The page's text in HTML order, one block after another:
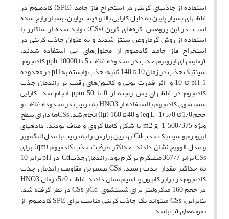
استفاده از جاذبهای کربنی در استخراج فاز جامد (SPE) کادمیوم در
غلظتهای بسیار پایین به دلیل کارایی بالا و قیمت پایین، بسیار رایج شده
است. در این پژوهش، کره‌های کربن (CSs) تولید شده از ساکارز با
استفاده از روش گرماروغن سنتز شدند و به عنوان جاذب کربنی در
استخراج فاز جامد کادمیوم از محلول‌های آبی استفاده شدند.
آزمایشهای ایزوترم جذب در محدوده غلظت 5 تا 10000 ppb کادمیوم،
سینتیک جذب در زمان 10 تا 140 ثانیه، جذب وابسته به pH در محدوده
pH 1 تا 10 و اثر قدرت یونی و کاتیون‌های رقیب بر راندمان جذب
کادمیوم در غلظتهای پس زمینه از 0 تا 50 ppm انجام شد. کارایی
شستشوی کادمیوم با استفاده از HNO3 به ترتیب در محدوده غلظت و
حجم 1/0 تا 5/0 (eq L-1) و 40 تا 160 (lμ) انجام شد. CSsها دارای سطح
ویژه m2 g-1 500/375 با شکل کاملا کروی و صاف بودند. دادههای
ایزوترم و سینتیک جذبCd بهترین برازش را به ترتیب با مدل لانگمویر
و مدل الوویچ نشان دادند. حداکثر ظرفیت جذب کادمیوم (qm) برای
CSs برابر 367/7 میلیگرم بر گرم بود. راندمان جذبCd در pH برابر 10
به حداکثر مقدار جذب رسید. CSs بیشترین مقاومت راندمان جذب
کادمیوم در برابر کاتیون پتاسیم نشان دادند. غلظت 5/0 نرمال HNO3
در حجم 160 میکرولیتر برای شستشوی Cdاز CSs در نظر گرفته شد.
بنابراین، CSs میتواند یک جاذب کربنی مناسب برای SPE کادمیوم از
نمونه‌های آب باشد.